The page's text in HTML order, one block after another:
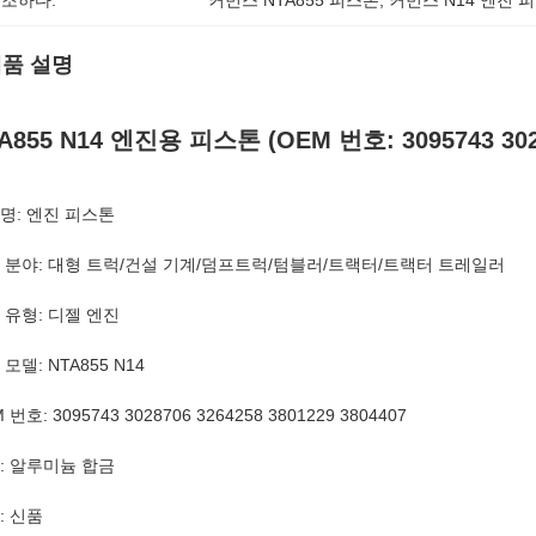
설명
N14 엔진용 피스톤 (OEM 번호: 3095743
: 엔진 피스톤
분야: 대형 트럭/건설 기계/덤프트럭/텀블러/트랙터/트랙터 트레일러
유형: 디젤 엔진
모델: NTA855 N14
번호: 3095743 3028706 3264258 3801229 3804407
알루미늄 합금
신품